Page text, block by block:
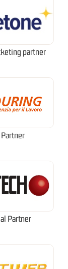
partner
Partner
Partner